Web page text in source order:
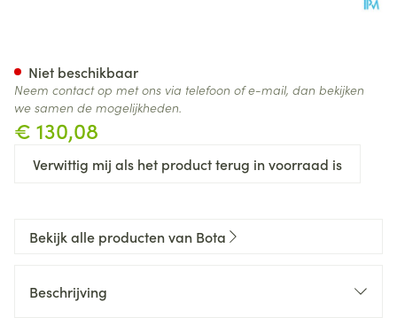
€ 130,08
Verwittig mij als het product terug in voorraad is
Niet beschikbaar
Neem contact op met ons via telefoon of e-mail, dan bekijken
we samen de mogelijkheden.
Bekijk alle producten van Bota
Beschrijving